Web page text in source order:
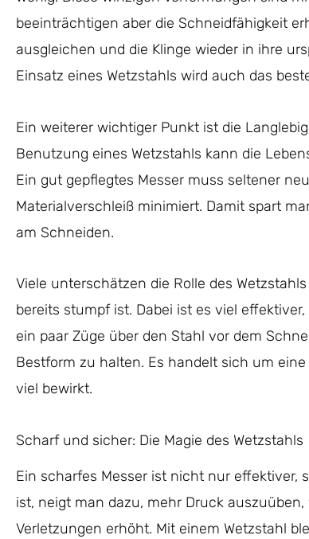
beeinträchtigen aber die Schneidfähigkeit
ausgleichen und die Klinge wieder in ihre
Einsatz eines Wetzstahls wird auch das
Ein weiterer wichtiger Punkt ist die
Benutzung eines Wetzstahls kann die
Ein gut gepflegtes Messer muss seltener
Materialverschleiß minimiert. Damit spart
am Schneiden.
Viele unterschätzen die Rolle des
bereits stumpf ist. Dabei ist es viel
ein paar Züge über den Stahl vor dem
Bestform zu halten. Es handelt sich um
viel bewirkt.
Scharf und sicher: Die Magie des Wetzstahls
Ein scharfes Messer ist nicht nur effektiver,
ist, neigt man dazu, mehr Druck
Verletzungen erhöht. Mit einem Wetzstahl